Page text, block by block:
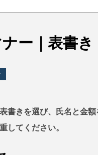
ー｜表書
書きを選び、氏名と金
してください。